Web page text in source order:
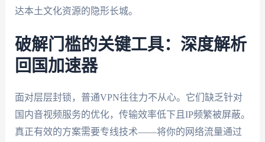
达本土文化资源的隐形长城。
破解门槛的关键工具：深度解析
回国加速器
面对层层封锁，普通VPN往往力不从心。它们缺乏针对
国内音视频服务的优化，传输效率低下且IP频繁被屏蔽。
真正有效的方案需要专线技术——将你的网络流量通过